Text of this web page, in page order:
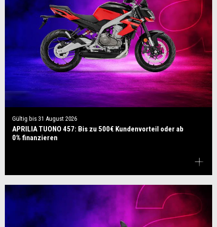
Gültig bis 31 August 2026
APRILIA TUONO 457: Bis zu 500€ Kundenvorteil oder ab
0% finanzieren